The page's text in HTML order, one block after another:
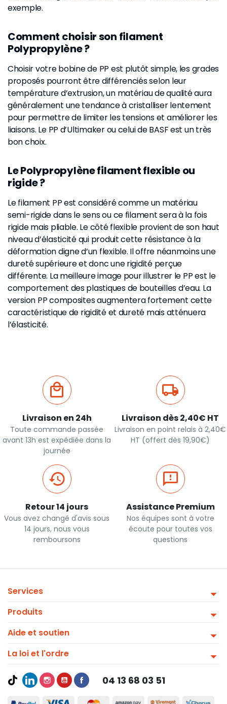
exemple.
Comment choisir son filament
Polypropylène ?
Choisir votre bobine de PP est plutôt simple, les grades
proposés pourront être différenciés selon leur
température d’extrusion, un matériau de qualité aura
généralement une tendance à cristalliser lentement
pour permettre de limiter les tensions et améliorer les
liaisons. Le PP d’Ultimaker ou celui de BASF est un très
bon choix.
Le Polypropylène filament flexible ou
rigide ?
Le filament PP est considéré comme un matériau
semi-rigide dans le sens ou ce filament sera à la fois
rigide mais pliable. Le côté flexible provient de son haut
niveau d’élasticité qui produit cette résistance à la
déformation digne d’un flexible. Il offre néanmoins une
dureté supérieure et donc une rigidité perçue
différente. La meilleure image pour illustrer le PP est le
comportement des plastiques de bouteilles d’eau. La
version PP composites augmentera fortement cette
caractéristique de rigidité et dureté mais atténuera
l’élasticité.
Livraison en 24h
Toute commande passée
avant 13h est expédiée dans la
journée
Livraison dès 2,40€ HT
Livraison en point relais à 2,40€
HT (offert dès 19,90€)
Retour 14 jours
Vous avez changé d'avis sous
14 jours, nous vous
remboursons
Assistance Premium
Nos équipes sont à votre
écoute pour toutes vos
questions
Services
Produits
Aide et soutien
La loi et l'ordre
04 13 68 03 51